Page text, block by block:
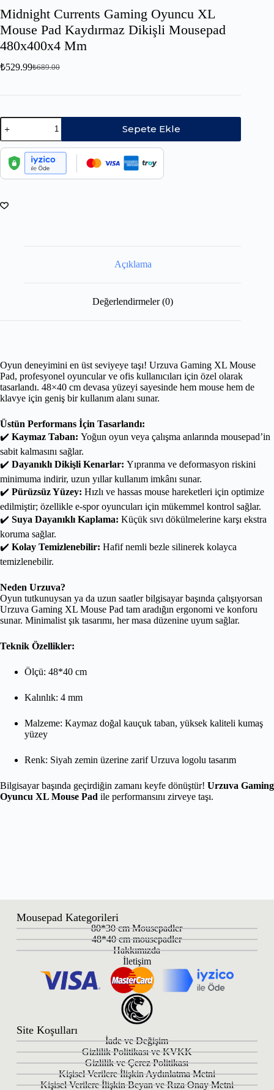
Midnight Currents Gaming Oyuncu XL
Mouse Pad Kaydırmaz Dikişli Mousepad
480x400x4 Mm
₺689.00
₺529.99
Sepete Ekle
Açıklama
Değerlendirmeler (0)
Oyun deneyimini en üst seviyeye taşı! Urzuva Gaming XL Mouse
Pad, profesyonel oyuncular ve ofis kullanıcıları için özel olarak
tasarlandı. 48×40 cm devasa yüzeyi sayesinde hem mouse hem de
klavye için geniş bir kullanım alanı sunar.
Üstün Performans İçin Tasarlandı:
✔️ Kaymaz Taban: Yoğun oyun veya çalışma anlarında mousepad’in
sabit kalmasını sağlar.
✔️ Dayanıklı Dikişli Kenarlar: Yıpranma ve deformasyon riskini
minimuma indirir, uzun yıllar kullanım imkânı sunar.
✔️ Pürüzsüz Yüzey: Hızlı ve hassas mouse hareketleri için optimize
edilmiştir; özellikle e-spor oyuncuları için mükemmel kontrol sağlar.
✔️ Suya Dayanıklı Kaplama: Küçük sıvı dökülmelerine karşı ekstra
koruma sağlar.
✔️ Kolay Temizlenebilir: Hafif nemli bezle silinerek kolayca
temizlenebilir.
Neden Urzuva?
Oyun tutkunuysan ya da uzun saatler bilgisayar başında çalışıyorsan
Urzuva Gaming XL Mouse Pad tam aradığın ergonomi ve konforu
sunar. Minimalist şık tasarımı, her masa düzenine uyum sağlar.
Teknik Özellikler:
Ölçü: 48*40 cm
Kalınlık: 4 mm
Malzeme: Kaymaz doğal kauçuk taban, yüksek kaliteli kumaş
yüzey
Renk: Siyah zemin üzerine zarif Urzuva logolu tasarım
Bilgisayar başında geçirdiğin zamanı keyfe dönüştür! Urzuva Gaming
Oyuncu XL Mouse Pad ile performansını zirveye taşı.
Mousepad Kategorileri
80*30 cm Mousepadler
48*40 cm mousepadler
Hakkımızda
İletişim
Site Koşulları
İade ve Değişim
Gizlilik Politikası ve KVKK
Gizlilik ve Çerez Politikası
Kişisel Verilere İlişkin Aydınlatma Metni
Kişisel Verilere İlişkin Beyan ve Rıza Onay Metni